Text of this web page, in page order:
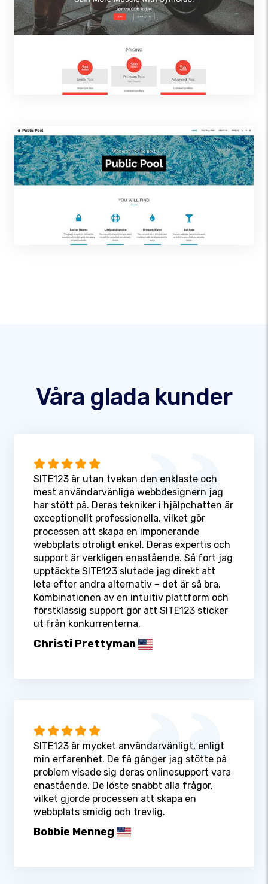
Våra glada kunder
SITE123 är utan tvekan den enklaste och
mest användarvänliga webbdesignern jag
har stött på. Deras tekniker i hjälpchatten är
exceptionellt professionella, vilket gör
processen att skapa en imponerande
webbplats otroligt enkel. Deras expertis och
support är verkligen enastående. Så fort jag
upptäckte SITE123 slutade jag direkt att
leta efter andra alternativ – det är så bra.
Kombinationen av en intuitiv plattform och
förstklassig support gör att SITE123 sticker
ut från konkurrenterna.
Christi Prettyman
SITE123 är mycket användarvänligt, enligt
min erfarenhet. De få gånger jag stötte på
problem visade sig deras onlinesupport vara
enastående. De löste snabbt alla frågor,
vilket gjorde processen att skapa en
webbplats smidig och trevlig.
Bobbie Menneg